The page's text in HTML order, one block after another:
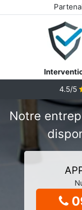
4.5/5
Notre